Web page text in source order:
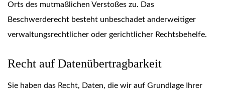
Orts des mutmaßlichen Verstoßes zu. Das
Beschwerderecht besteht unbeschadet anderweitiger
verwaltungsrechtlicher oder gerichtlicher Rechtsbehelfe.
Recht auf Daten­übertrag­barkeit
Sie haben das Recht, Daten, die wir auf Grundlage Ihrer